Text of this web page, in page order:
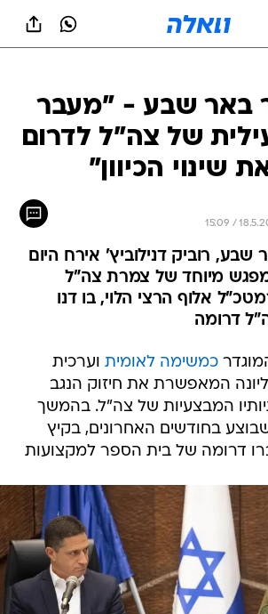
באר שבע - "מעבר
של צה"ל לדרום
שינוי הכיוון"
שבע, רוביק דנילוביץ' אירח היום
18/5) במפגש מיוחד של צמרת צה"ל
אלוף הרצי הלוי, בו דנו
דרומה
כמשימה לאומית וערכית
המאפשרת את חיזוק הנגב
המבצעיות של צה"ל. בהמשך
בחודשים האחרונים, בקיץ
דרומה של בית הספר למקצועות